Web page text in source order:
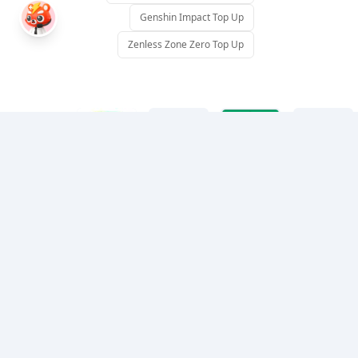
Genshin Impact Top Up
Zenless Zone Zero Top Up